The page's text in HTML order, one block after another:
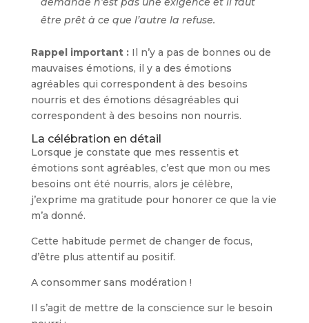
être prêt à ce que l’autre la refuse.
Rappel important :Il n’y a pas de bonnes ou de
mauvaises émotions, il y a des émotions
agréables qui correspondent à des besoins
nourris et des émotions désagréables qui
correspondent à des besoins non nourris.
La célébration en détail
Lorsque je constate que mes ressentis et
émotions sont agréables, c’est que mon ou mes
besoins ont été nourris, alors je célèbre,
j’exprime ma gratitude pour honorer ce que la vie
m’a donné.
Cette habitude permet de changer de focus,
d’être plus attentif au positif.
A consommer sans modération !
Il s’agit de mettre de la conscience sur le besoin